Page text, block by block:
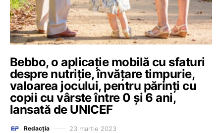
Bebbo, o aplicație mobilă cu sfaturi
despre nutriție, învățare timpurie,
valoarea jocului, pentru părinți cu
copii cu vârste între 0 și 6 ani,
lansată de UNICEF
Redacția 23 martie 2023